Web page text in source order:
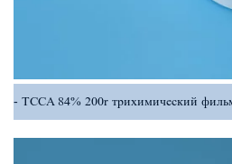
TCCA 84% 200r трихимический